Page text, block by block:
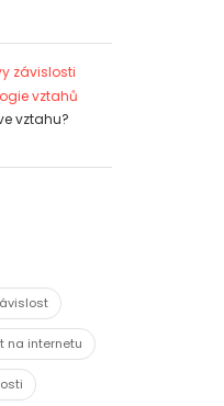
závislosti
vztahů
vztahu?
na internetu